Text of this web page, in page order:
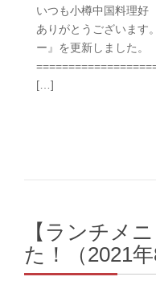
いつも小樽中国料理好
ありがとうございます
ー』を更新しました。
[…]
【ランチメ
た！（2021年